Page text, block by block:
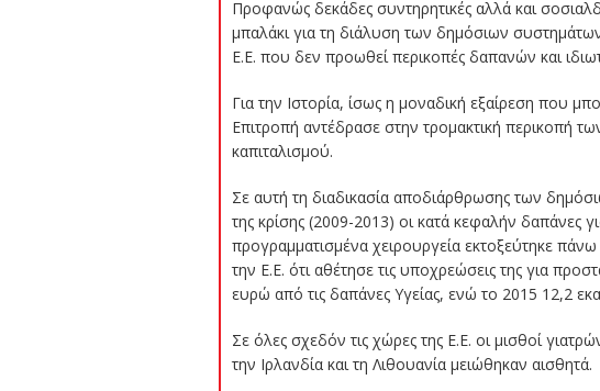
Προφανώς δεκάδες συντηρητικές αλλά και
μπαλάκι για τη διάλυση των δημόσιων
Ε.Ε. που δεν προωθεί περικοπές δαπανών και
Για την Ιστορία, ίσως η μοναδική εξαίρεση που
Επιτροπή αντέδρασε στην τρομακτική περικοπή
καπιταλισμού.
Σε αυτή τη διαδικασία αποδιάρθρωσης των
της κρίσης (2009-2013) οι κατά κεφαλήν δαπάνες
προγραμματισμένα χειρουργεία εκτοξεύτηκε
την Ε.Ε. ότι αθέτησε τις υποχρεώσεις της για
ευρώ από τις δαπάνες Υγείας, ενώ το 2015 12,2
Σε όλες σχεδόν τις χώρες της Ε.Ε. οι μισθοί
την Ιρλανδία και τη Λιθουανία μειώθηκαν αισθητά.